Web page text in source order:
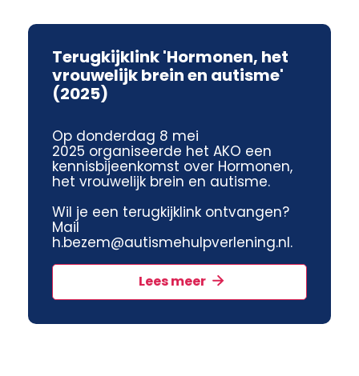
Terugkijklink 'Hormonen, het
vrouwelijk brein en autisme'
(2025)
Op donderdag 8 mei
2025 organiseerde het AKO een
kennisbijeenkomst over Hormonen,
het vrouwelijk brein en autisme.
Wil je een terugkijklink ontvangen?
Mail
h.bezem@autismehulpverlening.nl.
Lees meer